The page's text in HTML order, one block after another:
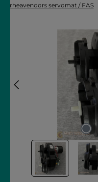
rheavendors servomat / FAS